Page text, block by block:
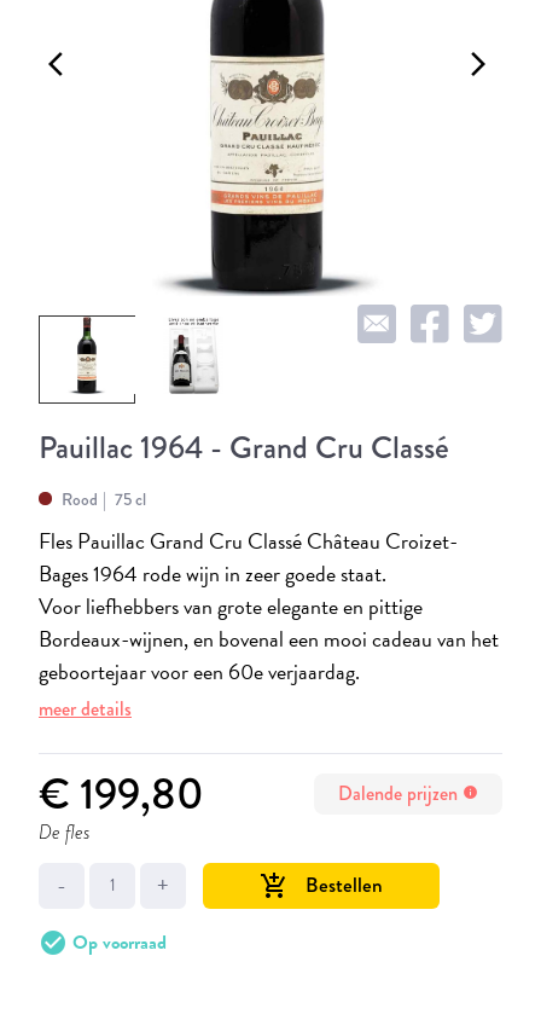
arrow_forward_ios
arrow_back_ios
Pauillac 1964 - Grand Cru Classé
Rood 75 cl
Fles Pauillac Grand Cru Classé Château Croizet-
Bages 1964 rode wijn in zeer goede staat.
Voor liefhebbers van grote elegante en pittige
Bordeaux-wijnen, en bovenal een mooi cadeau van het
geboortejaar voor een 60e verjaardag.
meer details
€ 199,80 Dalende prijzen info
De fles
- + add_shopping_cart Bestellen
check_circle Op voorraad